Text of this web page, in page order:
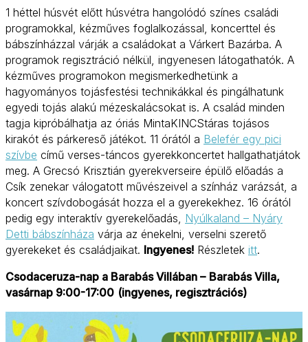
1 héttel húsvét előtt húsvétra hangolódó színes családi
programokkal, kézműves foglalkozással, koncerttel és
bábszínházzal várják a családokat a Várkert Bazárba. A
programok regisztráció nélkül, ingyenesen látogathatók. A
kézműves programokon megismerkedhetünk a
hagyományos tojásfestési technikákkal és pingálhatunk
egyedi tojás alakú mézeskalácsokat is. A család minden
tagja kipróbálhatja az óriás MintaKINCStáras tojásos
kirakót és párkereső játékot. 11 órától a Belefér egy pici
szívbe című verses-táncos gyerekkoncertet hallgathatjátok
meg. A Grecsó Krisztián gyerekverseire épülő előadás a
Csík zenekar válogatott művészeivel a színház varázsát, a
koncert szívdobogását hozza el a gyerekekhez. 16 órától
pedig egy interaktív gyerekelőadás, Nyúlkaland – Nyáry
Detti bábszínháza várja az énekelni, verselni szerető
gyerekeket és családjaikat. Ingyenes! Részletek itt.
Csodaceruza-nap a Barabás Villában – Barabás Villa,
vasárnap 9:00-17:00 (ingyenes, regisztrációs)